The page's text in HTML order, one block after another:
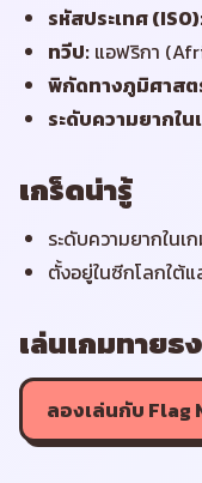
รหัสประเทศ (ISO)
ทวีป: แอฟริกา
พิกัดทางภูมิศาสต
ระดับความยากใน
เกร็ดน่ารู้
ระดับความยากในเ
ตั้งอยู่ในซีกโลกใต้
เล่นเกมทายธ
ลองเล่นกับ Flag